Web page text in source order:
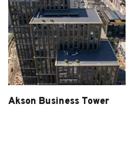
Akson Business Tower